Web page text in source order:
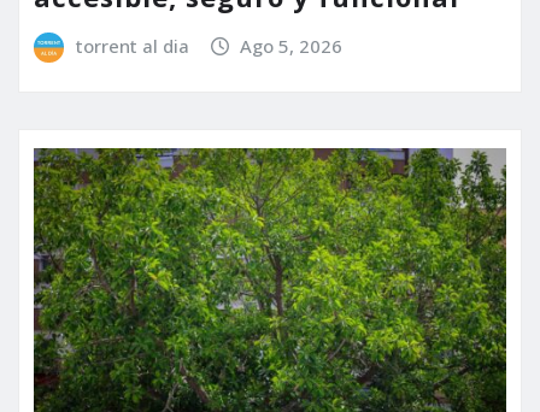
torrent al dia Ago 5, 2026